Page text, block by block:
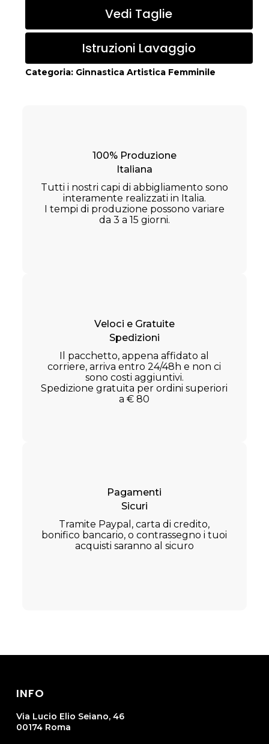
Vedi Taglie
Istruzioni Lavaggio
Categoria: Ginnastica Artistica Femminile
100% Produzione
Italiana
Tutti i nostri capi di abbigliamento sono
interamente realizzati in Italia.
I tempi di produzione possono variare
da 3 a 15 giorni.
Veloci e Gratuite
Spedizioni
Il pacchetto, appena affidato al
corriere, arriva entro 24/48h e non ci
sono costi aggiuntivi.
Spedizione gratuita per ordini superiori
a € 80
Pagamenti
Sicuri
Tramite Paypal, carta di credito,
bonifico bancario, o contrassegno i tuoi
acquisti saranno al sicuro
INFO
Via Lucio Elio Seiano, 46
00174 Roma